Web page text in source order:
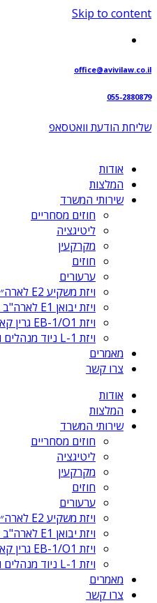
Skip to content
office@avivilaw.co.il
055-2880879
שליחת הודעת וואטסאפ⁩
אודות
המלצות
שירותי המשרד
חוזים מסחריים
ליטיגציה
מקרקעין
חוזים
ערעורים
ויזת משקיע E2 לארה״ב
ויזת יבואן E1 לארה"ב – עורך דין ניר אביבי
ויזת EB-1/O1 גרין קארד לבעלי יכולות יוצאות דופן בארה"ב
ויזת L-1 ניוד מנהלים ועובדים לארה"ב
מאמרים
צרו קשר
אודות
המלצות
שירותי המשרד
חוזים מסחריים
ליטיגציה
מקרקעין
חוזים
ערעורים
ויזת משקיע E2 לארה״ב
ויזת יבואן E1 לארה"ב – עורך דין ניר אביבי
ויזת EB-1/O1 גרין קארד לבעלי יכולות יוצאות דופן בארה"ב
ויזת L-1 ניוד מנהלים ועובדים לארה"ב
מאמרים
צרו קשר